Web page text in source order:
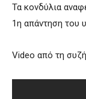
Τα κονδύλια
1η απάντηση
Video από τη